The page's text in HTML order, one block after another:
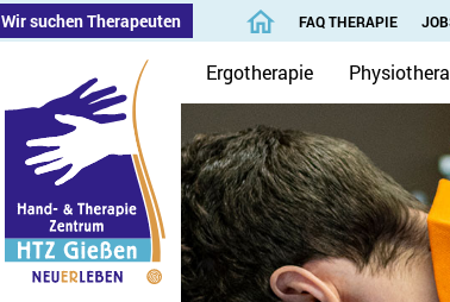
Wir suchen Therapeuten FAQ THERAPIE
Ergotherapie